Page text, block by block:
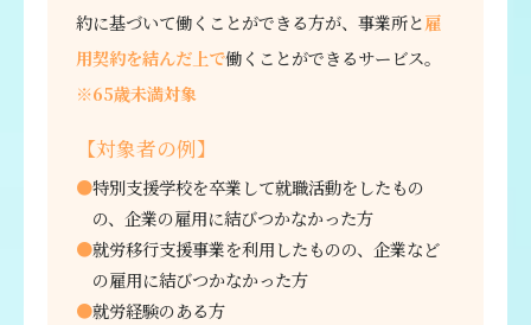
約に基づいて働くことができる方が、事業所と 雇
用契約を結んだ上で働くことができるサービス。
※65歳未満対象
【対象者の例】
特別支援学校を卒業して就職活動をしたもの
の、企業の雇用に結びつかなかった方
就労移行支援事業を利用したものの、企業など
の雇用に結びつかなかった方
就労経験のある方